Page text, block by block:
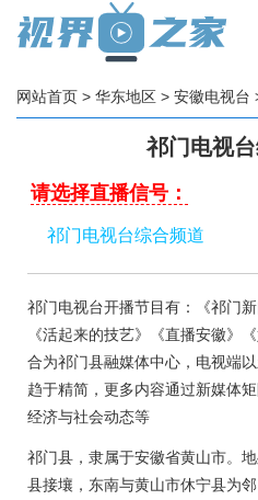
网站首页 > 华东地区 > 安徽电视台
祁门电视
请选择直播信号：
祁门电视台综合频道
祁门电视台开播节目有：《祁门
《活起来的技艺》《直播安徽》
合为‌祁门县融媒体中心‌，电视端
趋于精简，更多内容通过新媒体
经济与社会动态等
祁门县，隶属于安徽省黄山市。
县接壤，东南与黄山市休宁县为